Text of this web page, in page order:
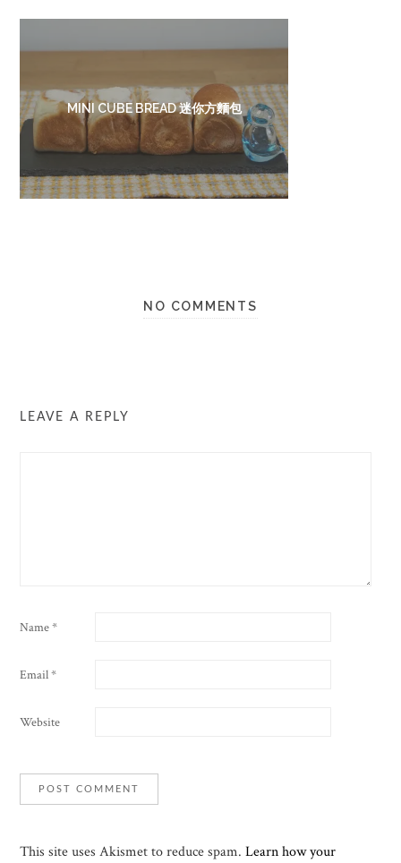
MINI CUBE BREAD 迷你方麵包
NO COMMENTS
LEAVE A REPLY
Name*
Email*
Website
This site uses Akismet to reduce spam.Learn how your